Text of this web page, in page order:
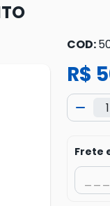
COD:
R$
Frete